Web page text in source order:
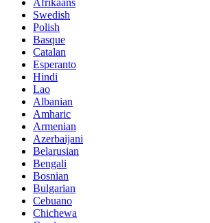
Swedish
Polish
Basque
Catalan
Esperanto
Hindi
Lao
Albanian
Amharic
Armenian
Azerbaijani
Belarusian
Bengali
Bosnian
Bulgarian
Cebuano
Chichewa